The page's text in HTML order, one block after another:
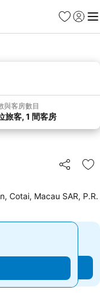
收藏夾
登入 選
與客房數目
旅客, 1 間客房
分享
放
Cotai, Macau SAR, P.R.